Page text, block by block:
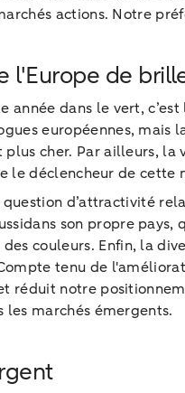
actions. Notre
l'Europe de
dans le vert,
européennes, mais
cher. Par ailleurs,
le déclencheur de cette
question d’attractivité
son propre
couleurs. Enfin, la
tenu de
réduit notre
marchés émergents.